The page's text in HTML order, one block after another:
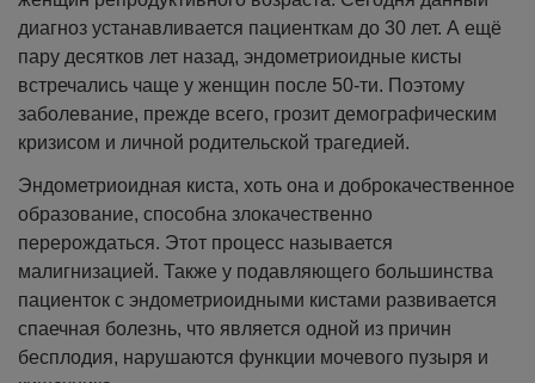
диагноз устанавливается пациенткам до 30 лет. А ещё
пару десятков лет назад, эндометриоидные кисты
встречались чаще у женщин после 50-ти. Поэтому
заболевание, прежде всего, грозит демографическим
кризисом и личной родительской трагедией.
Эндометриоидная киста, хоть она и доброкачественное
образование, способна злокачественно
перерождаться. Этот процесс называется
малигнизацией. Также у подавляющего большинства
пациенток с эндометриоидными кистами развивается
спаечная болезнь, что является одной из причин
бесплодия, нарушаются функции мочевого пузыря и